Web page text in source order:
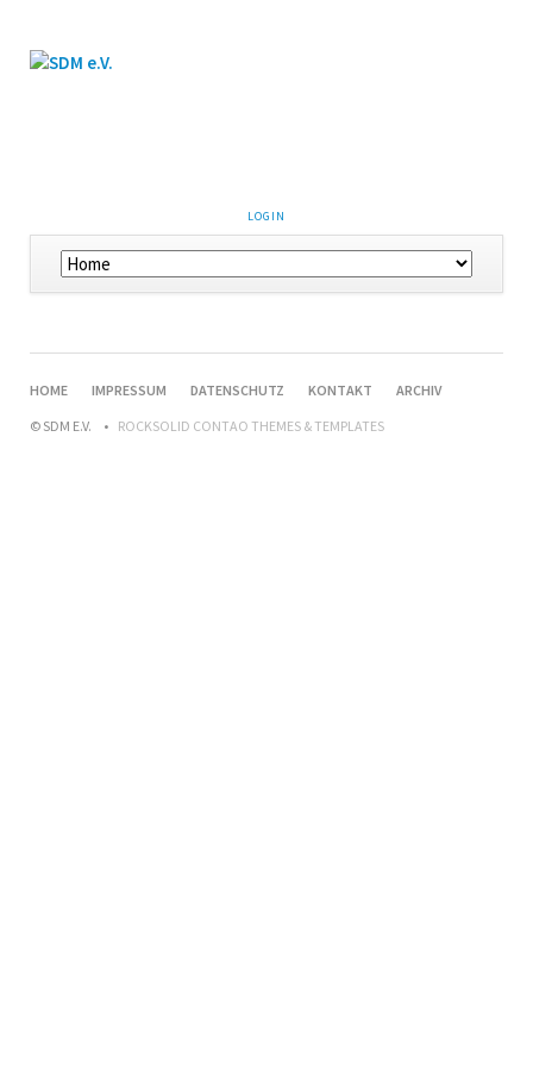
LOGIN
HOME IMPRESSUM DATENSCHUTZ KONTAKT
ARCHIV
© SDM E.V.
ROCKSOLID CONTAO THEMES & TEMPLATES